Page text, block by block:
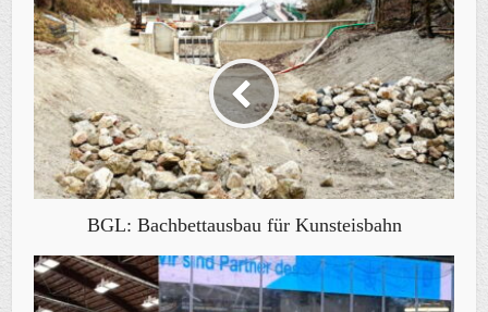
BGL: Bachbettausbau für Kunsteisbahn